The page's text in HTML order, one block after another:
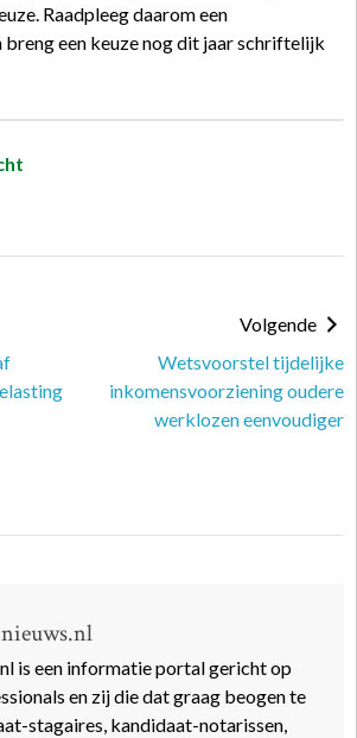
Raadpleeg daarom een
breng een keuze nog dit jaar schriftelijk
Volgende
Wetsvoorstel tijdelijke
inkomensvoorziening oudere
werklozen eenvoudiger
is een informatie portal gericht op
en zij die dat graag beogen te
stagaires, kandidaat-notarissen,